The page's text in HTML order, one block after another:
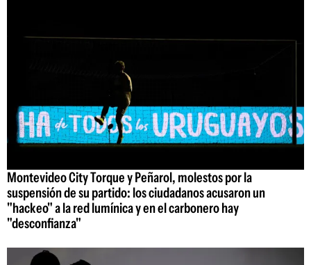
Montevideo City Torque y Peñarol, molestos por la
suspensión de su partido: los ciudadanos acusaron un
"hackeo" a la red lumínica y en el carbonero hay
"desconfianza"